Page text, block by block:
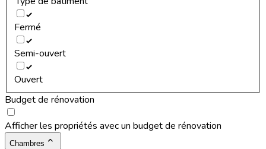
Fermé
Semi-ouvert
Ouvert
Budget de rénovation
Afficher les propriétés avec un budget de rénovation
Chambres